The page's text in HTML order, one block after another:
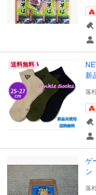
送料無料
新
落
ゲ
落